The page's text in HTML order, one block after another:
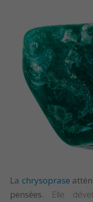
La chrysoprase
pensées. Elle
du Larimar